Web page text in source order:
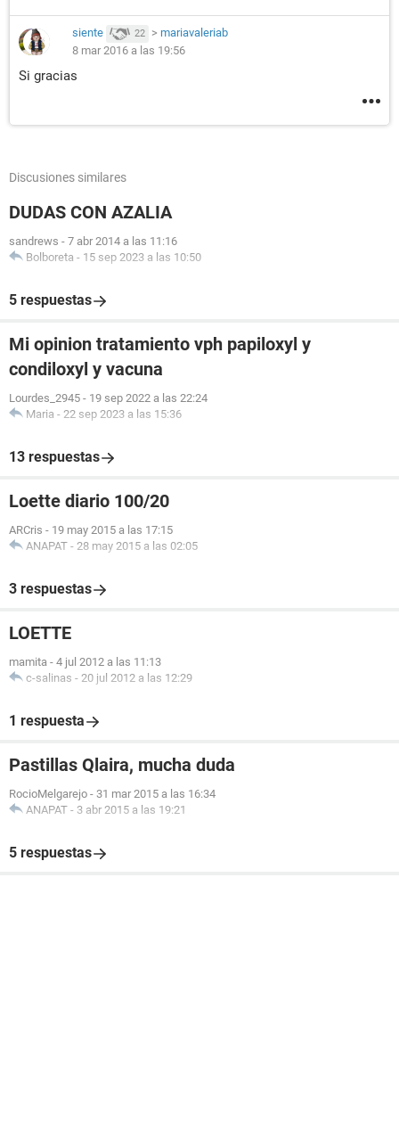
siente 22 > mariavaleriab
8 mar 2016 a las 19:56
Si gracias
Discusiones similares
DUDAS CON AZALIA
sandrews - 7 abr 2014 a las 11:16
Bolboreta - 15 sep 2023 a las 10:50
5 respuestas
Mi opinion tratamiento vph papiloxyl y
condiloxyl y vacuna
Lourdes_2945 - 19 sep 2022 a las 22:24
Maria - 22 sep 2023 a las 15:36
13 respuestas
Loette diario 100/20
ARCris - 19 may 2015 a las 17:15
ANAPAT - 28 may 2015 a las 02:05
3 respuestas
LOETTE
mamita - 4 jul 2012 a las 11:13
c-salinas - 20 jul 2012 a las 12:29
1 respuesta
Pastillas Qlaira, mucha duda
RocioMelgarejo - 31 mar 2015 a las 16:34
ANAPAT - 3 abr 2015 a las 19:21
5 respuestas